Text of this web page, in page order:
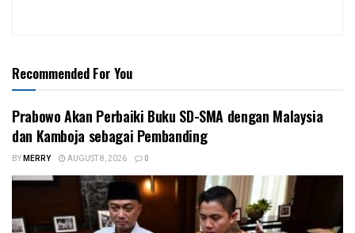
Recommended For You
Prabowo Akan Perbaiki Buku SD-SMA dengan Malaysia
dan Kamboja sebagai Pembanding
BYMERRY AUGUST 8, 2026 0